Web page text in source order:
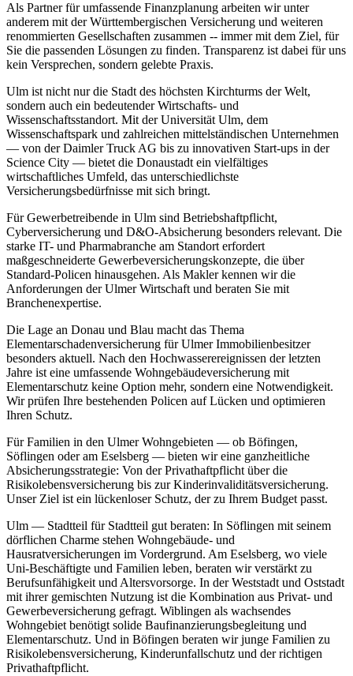
Als Partner für umfassende Finanzplanung arbeiten wir unter
anderem mit der Württembergischen Versicherung und weiteren
renommierten Gesellschaften zusammen -- immer mit dem Ziel, für
Sie die passenden Lösungen zu finden. Transparenz ist dabei für uns
kein Versprechen, sondern gelebte Praxis.
Ulm ist nicht nur die Stadt des höchsten Kirchturms der Welt,
sondern auch ein bedeutender Wirtschafts- und
Wissenschaftsstandort. Mit der Universität Ulm, dem
Wissenschaftspark und zahlreichen mittelständischen Unternehmen
— von der Daimler Truck AG bis zu innovativen Start-ups in der
Science City — bietet die Donaustadt ein vielfältiges
wirtschaftliches Umfeld, das unterschiedlichste
Versicherungsbedürfnisse mit sich bringt.
Für Gewerbetreibende in Ulm sind Betriebshaftpflicht,
Cyberversicherung und D&O-Absicherung besonders relevant. Die
starke IT- und Pharmabranche am Standort erfordert
maßgeschneiderte Gewerbeversicherungskonzepte, die über
Standard-Policen hinausgehen. Als Makler kennen wir die
Anforderungen der Ulmer Wirtschaft und beraten Sie mit
Branchenexpertise.
Die Lage an Donau und Blau macht das Thema
Elementarschadenversicherung für Ulmer Immobilienbesitzer
besonders aktuell. Nach den Hochwasserereignissen der letzten
Jahre ist eine umfassende Wohngebäudeversicherung mit
Elementarschutz keine Option mehr, sondern eine Notwendigkeit.
Wir prüfen Ihre bestehenden Policen auf Lücken und optimieren
Ihren Schutz.
Für Familien in den Ulmer Wohngebieten — ob Böfingen,
Söflingen oder am Eselsberg — bieten wir eine ganzheitliche
Absicherungsstrategie: Von der Privathaftpflicht über die
Risikolebensversicherung bis zur Kinderinvaliditätsversicherung.
Unser Ziel ist ein lückenloser Schutz, der zu Ihrem Budget passt.
Ulm — Stadtteil für Stadtteil gut beraten: In Söflingen mit seinem
dörflichen Charme stehen Wohngebäude- und
Hausratversicherungen im Vordergrund. Am Eselsberg, wo viele
Uni-Beschäftigte und Familien leben, beraten wir verstärkt zu
Berufsunfähigkeit und Altersvorsorge. In der Weststadt und Oststadt
mit ihrer gemischten Nutzung ist die Kombination aus Privat- und
Gewerbeversicherung gefragt. Wiblingen als wachsendes
Wohngebiet benötigt solide Baufinanzierungsbegleitung und
Elementarschutz. Und in Böfingen beraten wir junge Familien zu
Risikolebensversicherung, Kinderunfallschutz und der richtigen
Privathaftpflicht.